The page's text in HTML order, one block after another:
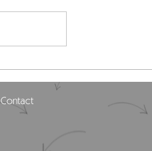
Contact